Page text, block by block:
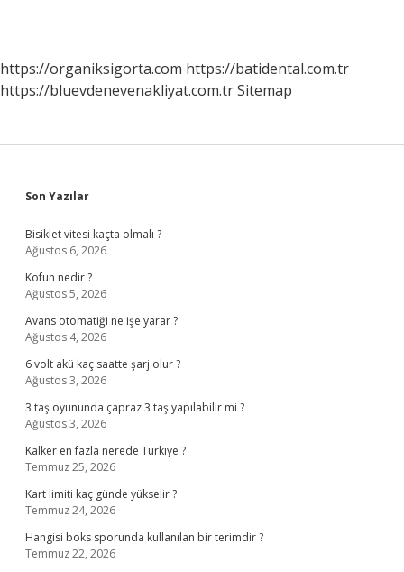
https://organiksigorta.com https://batidental.com.tr
https://bluevdenevenakliyat.com.trSitemap
Sidebar
Son Yazılar
Bisiklet vitesi kaçta olmalı ?
Ağustos 6, 2026
Kofun nedir ?
Ağustos 5, 2026
Avans otomatiği ne işe yarar ?
Ağustos 4, 2026
6 volt akü kaç saatte şarj olur ?
Ağustos 3, 2026
3 taş oyununda çapraz 3 taş yapılabilir mi ?
Ağustos 3, 2026
Kalker en fazla nerede Türkiye ?
Temmuz 25, 2026
Kart limiti kaç günde yükselir ?
Temmuz 24, 2026
Hangisi boks sporunda kullanılan bir terimdir ?
Temmuz 22, 2026